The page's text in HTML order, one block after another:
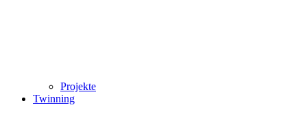
Projekte
Twinning